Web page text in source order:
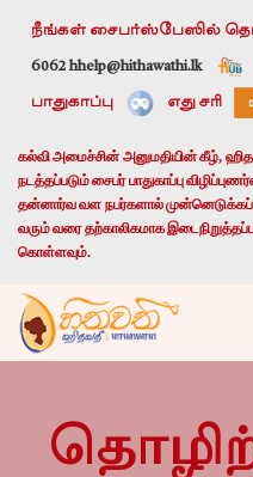
நீங்கள் சைபர்ஸ்பேஸில்
6062 hhelp@hithawathi.lk
பாதுகாப்பு எது சரி
கல்வி அமைச்சின் அனுமதியின் கீழ்,
நடத்தப்படும் சைபர் பாதுகாப்பு
தன்னார்வ வள நபர்களால்
வரும் வரை தற்காலிகமாக
கொள்ளவும்.